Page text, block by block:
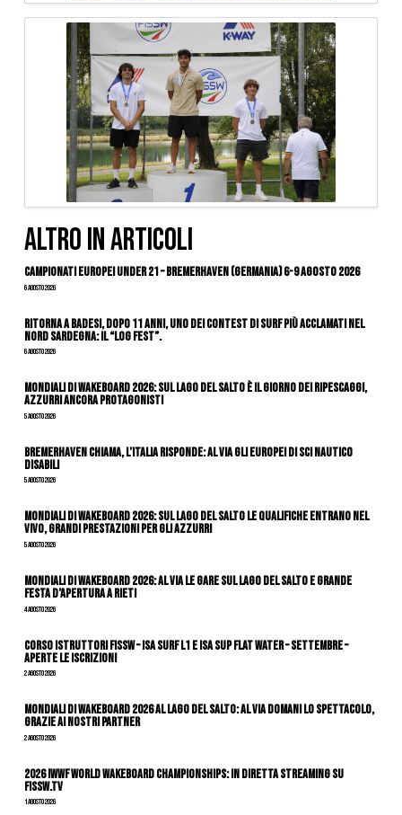
ALTRO IN ARTICOLI
Campionati Europei Under 21 – Bremerhaven (Germania) 6-9 agosto 2026
6 Agosto 2026
Ritorna a Badesi, dopo 11 anni, uno dei contest di surf più acclamati nel
nord Sardegna: il “Log Fest”.
6 Agosto 2026
Mondiali di Wakeboard 2026: sul Lago del Salto è il giorno dei ripescaggi,
azzurri ancora protagonisti
5 Agosto 2026
Bremerhaven chiama, l’Italia risponde: al via gli Europei di Sci Nautico
Disabili
5 Agosto 2026
Mondiali di Wakeboard 2026: sul Lago del Salto le qualifiche entrano nel
vivo, grandi prestazioni per gli azzurri
5 Agosto 2026
Mondiali di Wakeboard 2026: al via le gare sul Lago del Salto e grande
festa d’apertura a Rieti
4 Agosto 2026
CORSO ISTRUTTORI FISSW – ISA SURF L1 e ISA SUP Flat Water – SETTEMBRE –
APERTE LE ISCRIZIONI
2 Agosto 2026
Mondiali di Wakeboard 2026 al Lago del Salto: al via domani lo spettacolo,
grazie ai nostri Partner
2 Agosto 2026
2026 IWWF WORLD WAKEBOARD CHAMPIONSHIPS: IN DIRETTA STREAMING SU
FISSW.TV
1 Agosto 2026